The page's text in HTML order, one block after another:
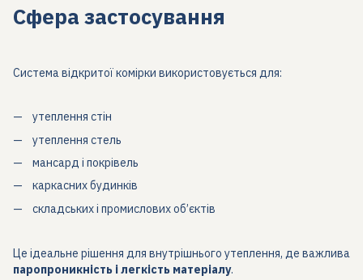
Сфера застосування
Система відкритої комірки використовується для:
утеплення стін
утеплення стель
мансард і покрівель
каркасних будинків
складських і промислових об’єктів
Це ідеальне рішення для внутрішнього утеплення, де важлива
паропроникність і легкість матеріалу.